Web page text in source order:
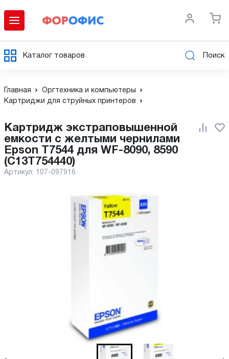
Каталог товаров Поиск
Главная
Оргтехника и компьютеры
Картриджи для струйных принтеров
Картридж экстраповышенной
емкости с желтыми чернилами
Epson T7544 для WF-8090, 8590
(C13T754440)
Артикул: 107-097916